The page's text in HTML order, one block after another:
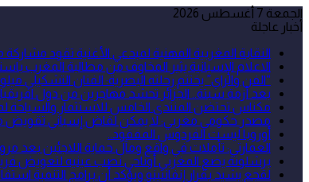
الجمعة 7 أغسطس 2026
أخبار عاجلة
النقابة المغربية المهنية لمبدعي الأغنية تقود
الاعلام الإسبانية يثير المخاوف من مطالبة المغرب
“الفن والراي” يختتم رحلته البصرية: الفنان
بعد أزمة سبتة.. الجزائر تحشد مهاجرين من دول
مكناس تحتضن المنتدى الخامس للاستثمار والسياحة
مصدر حكومي مغربي: لا يمكن لقاض إسباني تقويض
أوروبا ليست الفردوس المفقود..
العمارتي: تأملات في واقع ومآل حماية اللاجئين بعد مرور 75 سنة على اعتماد الأمم المتحدة للاتفاقية الخاصة بوضع
برشلونة يضع المغربي أوناحي نصب عينيه لتعويض
لقجع يشيد بقرار إنفانتينو ويؤكد أن برامج التنمية